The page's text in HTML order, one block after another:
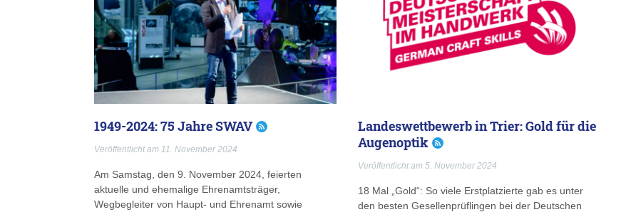
1949-2024: 75 Jahre SWAV
Veröffentlicht am 11. November 2024
Am Samstag, den 9. November 2024, feierten
aktuelle und ehemalige Ehrenamtsträger,
Wegbegleiter von Haupt- und Ehrenamt sowie
Landeswettbewerb in Trier: Gold für die
Augenoptik
Veröffentlicht am 5. November 2024
18 Mal „Gold“: So viele Erstplatzierte gab es unter
den besten Gesellenprüflingen bei der Deutschen